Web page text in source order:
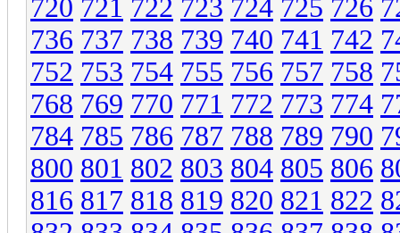
720 721 722 723 724 725 726
736 737 738 739 740 741 742
752 753 754 755 756 757 758
768 769 770 771 772 773 774
784 785 786 787 788 789 790
800 801 802 803 804 805 806
816 817 818 819 820 821 822